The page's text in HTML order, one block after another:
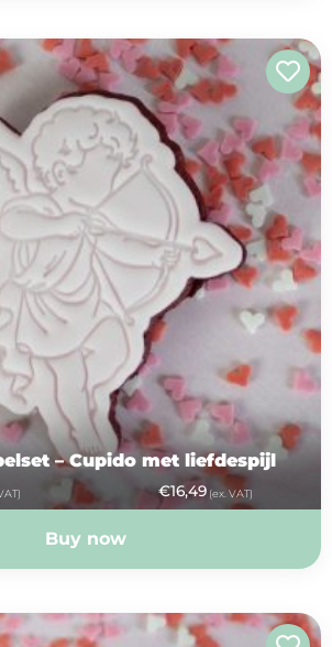
– Cupido met liefdespijl
€16,49(ex. VAT)
Buy now